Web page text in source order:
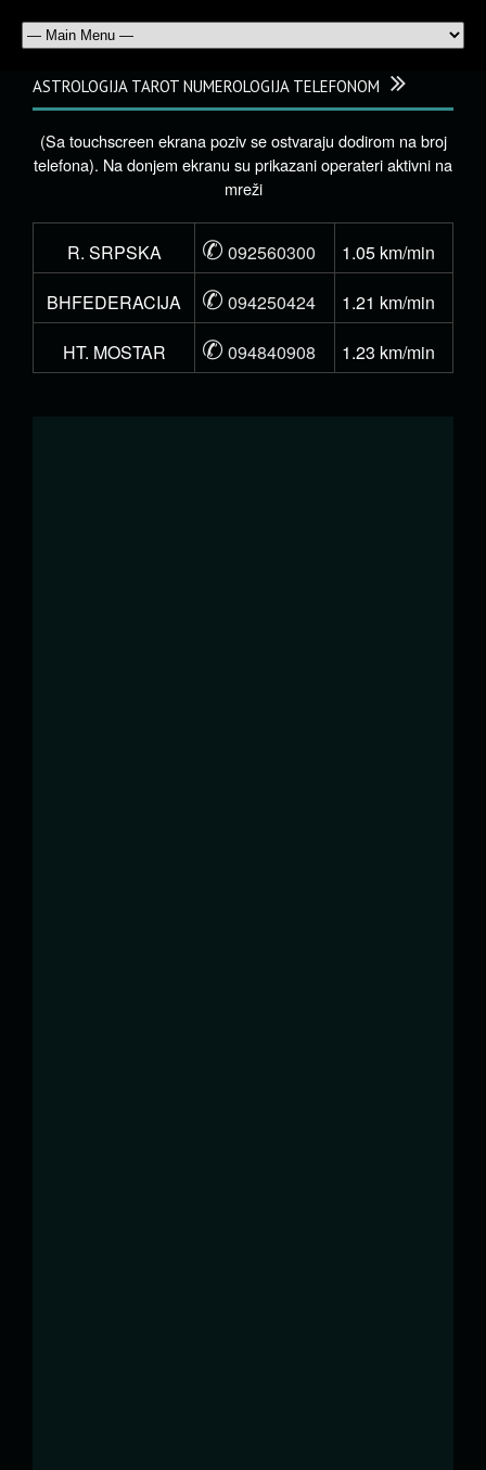
ASTROLOGIJA TAROT NUMEROLOGIJA TELEFONOM
(Sa touchscreen ekrana poziv se ostvaraju dodirom na broj
telefona). Na donjem ekranu su prikazani operateri aktivni na
mreži
R. SRPSKA ✆ 092560300
1.05 km/min
BHFEDERACIJA
✆ 094250424
1.21 km/min
HT. MOSTAR
✆ 094840908 1.23 km/min